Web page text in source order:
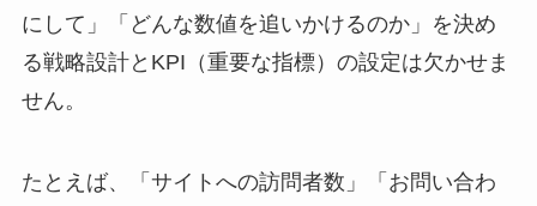
にして」「どんな数値を追いかけるのか」を決め
る戦略設計とKPI（重要な指標）の設定は欠かせま
せん。
たとえば、「サイトへの訪問者数」「お問い合わ